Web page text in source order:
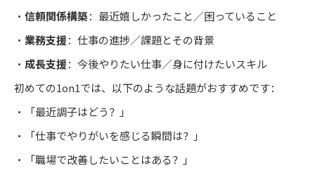
・ 信頼関係構築：最近嬉しかったこと／困っていること
・ 業務支援：仕事の進捗／課題とその背景
・ 成長支援：今後やりたい仕事／身に付けたいスキル
初めての1on1では、以下のような話題がおすすめです：
・「最近調子はどう？」
・「仕事でやりがいを感じる瞬間は？」
・「職場で改善したいことはある？」